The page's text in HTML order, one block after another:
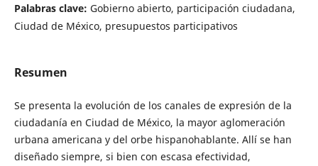
Palabras clave: Gobierno abierto, participación ciudadana,
Ciudad de México, presupuestos participativos
Resumen
Se presenta la evolución de los canales de expresión de la
ciudadanía en Ciudad de México, la mayor aglomeración
urbana americana y del orbe hispanohablante. Allí se han
diseñado siempre, si bien con escasa efectividad,